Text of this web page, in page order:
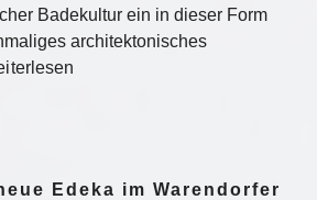
Badekultur ein in dieser Form
architektonisches
Edeka im Warendorfer